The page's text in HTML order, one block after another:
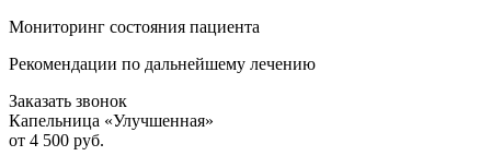
Мониторинг состояния пациента
Рекомендации по дальнейшему лечению
Заказать звонок
Капельница «Улучшенная»
от 4 500 руб.